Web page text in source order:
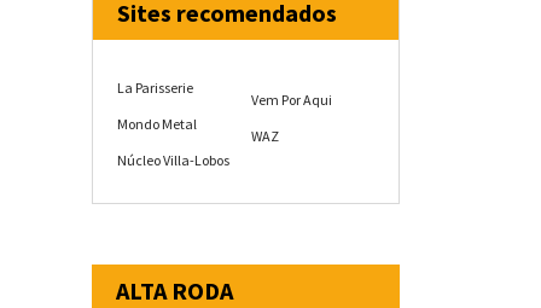
Sites recomendados
La Parisserie
Mondo Metal
Núcleo Villa-Lobos
Vem Por Aqui
WAZ
ALTA RODA